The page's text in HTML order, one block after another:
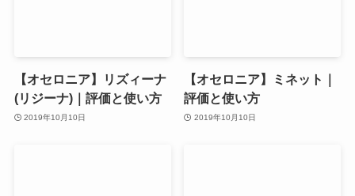
【オセロニア】リズィーナ
(リジーナ)｜評価と使い方
2019年10月10日
【オセロニア】ミネット｜
評価と使い方
2019年10月10日